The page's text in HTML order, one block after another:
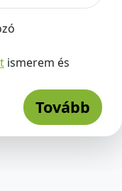
ismerem és
Tovább